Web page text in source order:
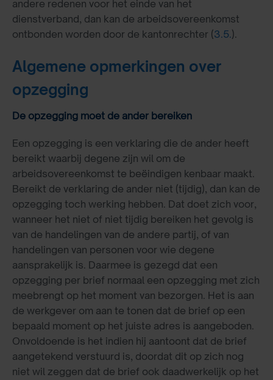
andere redenen voor het einde van het
dienstverband, dan kan de arbeidsovereenkomst
ontbonden worden door de kantonrechter (3.5.).
Algemene opmerkingen over
opzegging
De opzegging moet de ander bereiken
Een opzegging is een verklaring die de ander heeft
bereikt waarbij degene zijn wil om de
arbeidsovereenkomst te beëindigen kenbaar maakt.
Bereikt de verklaring de ander niet (tijdig), dan kan de
opzegging toch werking hebben. Dat doet zich voor,
wanneer het niet of niet tijdig bereiken het gevolg is
van de handelingen van de andere partij, of van
handelingen van personen voor wie degene
aansprakelijk is. Daarmee is gezegd dat een
opzegging per brief normaal een opzegging met zich
meebrengt op het moment van bezorgen. Het is aan
de werkgever om aan te tonen dat de brief op een
bepaald moment op het juiste adres is aangeboden.
Onvoldoende is het indien hij aantoont dat de brief
aangetekend verstuurd is, doordat dit op zich nog
niet wil zeggen dat de brief ook daadwerkelijk op het